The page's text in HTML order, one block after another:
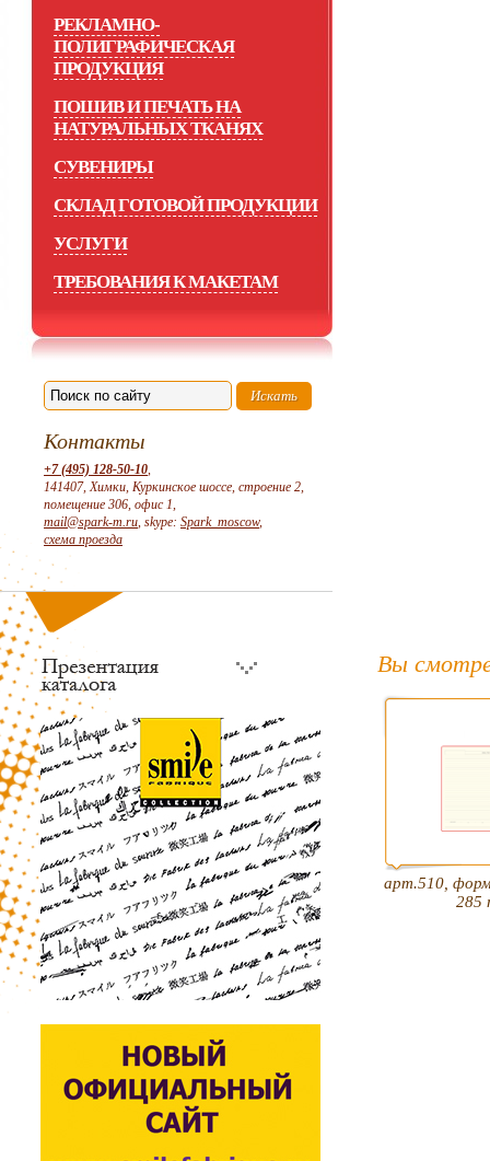
РЕКЛАМНО-
ПОЛИГРАФИЧЕСКАЯ
ПРОДУКЦИЯ
ПОШИВ И ПЕЧАТЬ НА
НАТУРАЛЬНЫХ ТКАНЯХ
СУВЕНИРЫ
СКЛАД ГОТОВОЙ ПРОДУКЦИИ
УСЛУГИ
ТРЕБОВАНИЯ К МАКЕТАМ
Контакты
+7 (495) 128-50-10,
141407, Химки, Куркинское шоссе, строение 2,
помещение 306, офис 1,
mail@spark-m.ru, skype: Spark_moscow,
схема проезда
Вы
арт.510,
285